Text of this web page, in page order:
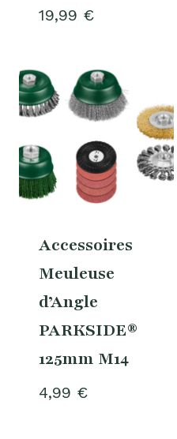
19,99 €
Accessoires
Meuleuse
d’Angle
PARKSIDE®
125mm M14
4,99 €